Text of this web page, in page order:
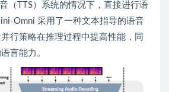
音（TTS）系统的情况下，直接进行语
Omni 采用了一种文本指导的语音
行策略在推理过程中提高性能，同
言能力。